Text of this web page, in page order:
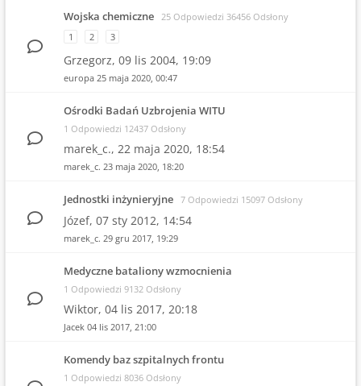
Wojska chemiczne 25 Odpowiedzi 36456 Odsłony
1
2 3
Grzegorz, 09 lis 2004, 19:09
europa 25 maja 2020, 00:47
Ośrodki Badań Uzbrojenia WITU
1 Odpowiedzi 12437 Odsłony
marek_c., 22 maja 2020, 18:54
marek_c. 23 maja 2020, 18:20
Jednostki inżynieryjne 7 Odpowiedzi 15097 Odsłony
Józef, 07 sty 2012, 14:54
marek_c. 29 gru 2017, 19:29
Medyczne bataliony wzmocnienia
1 Odpowiedzi 9132 Odsłony
Wiktor, 04 lis 2017, 20:18
Jacek 04 lis 2017, 21:00
Komendy baz szpitalnych frontu
1 Odpowiedzi 8036 Odsłony